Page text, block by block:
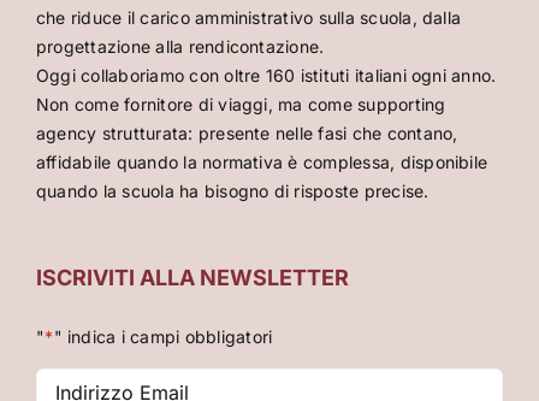
che riduce il carico amministrativo sulla scuola, dalla
progettazione alla rendicontazione.
Oggi collaboriamo con oltre 160 istituti italiani ogni anno.
Non come fornitore di viaggi, ma come supporting
agency strutturata: presente nelle fasi che contano,
affidabile quando la normativa è complessa, disponibile
quando la scuola ha bisogno di risposte precise.
ISCRIVITI ALLA NEWSLETTER
"*" indica i campi obbligatori
Indirizzo